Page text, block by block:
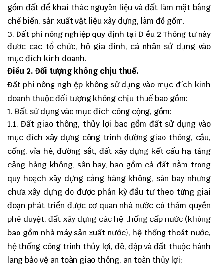
gồm đất để khai thác nguyên liệu và đất làm mặt bằng
chế biến, sản xuất vật liệu xây dựng, làm đồ gốm.
Đất phi nông nghiệp quy định tại Điều 2 Thông tư này
được các tổ chức, hộ gia đình, cá nhân sử dụng vào
mục đích kinh doanh.
Điều 2. Đối tượng không chịu thuế.
Đất phi nông nghiệp không sử dụng vào mục đích kinh
doanh thuộc đối tượng không chịu thuế bao gồm:
Đất sử dụng vào mục đích công cộng, gồm:
1.1. Đất giao thông, thủy lợi bao gồm đất sử dụng vào
mục đích xây dựng công trình đường giao thông, cầu,
cống, vỉa hè, đường sắt, đất xây dựng kết cấu hạ tầng
cảng hàng không, sân bay, bao gồm cả đất nằm trong
quy hoạch xây dựng cảng hàng không, sân bay nhưng
chưa xây dựng do được phân kỳ đầu tư theo từng giai
đoạn phát triển được cơ quan nhà nước có thẩm quyền
phê duyệt, đất xây dựng các hệ thống cấp nước (không
bao gồm nhà máy sản xuất nước), hệ thống thoát nước,
hệ thống công trình thủy lợi, đê, đập và đất thuộc hành
lang bảo vệ an toàn giao thông, an toàn thủy lợi;